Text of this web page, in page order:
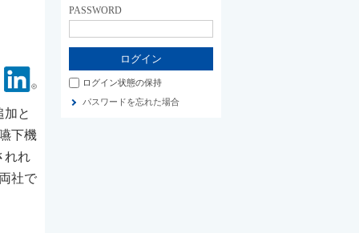
Facebook Linkedin
加と
下機
れれ
社で
PASSWORD
ログイン状態の保持
パスワードを忘れた場合